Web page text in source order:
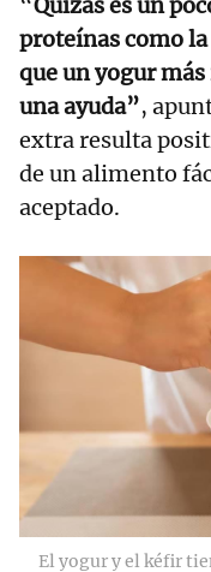
proteínas como la
que un yogur
una ayuda”,
extra resulta
de un alimento
aceptado.
El yogur y el kéfir